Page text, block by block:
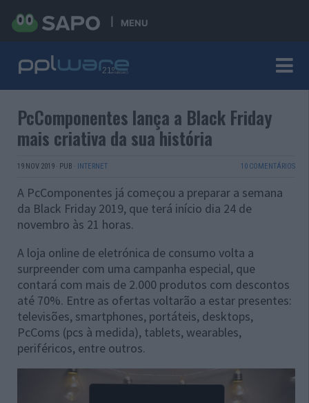
MENU
PcComponentes lança a Black Friday
mais criativa da sua história
19 NOV 2019 · PUB · INTERNET 10 COMENTÁRIOS
A PcComponentes já começou a preparar a semana
da Black Friday 2019, que terá início dia 24 de
novembro às 21 horas.
A loja online de eletrónica de consumo volta a
surpreender com uma campanha especial, que
contará com mais de 2.000 produtos com descontos
até 70%. Entre as ofertas voltarão a estar presentes:
televisões, smartphones, portáteis, desktops,
PcComs (pcs à medida), tablets, wearables,
periféricos, entre outros.